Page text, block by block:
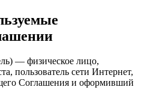
— физическое лицо,
пользователь сети Интернет,
Соглашения и оформивший